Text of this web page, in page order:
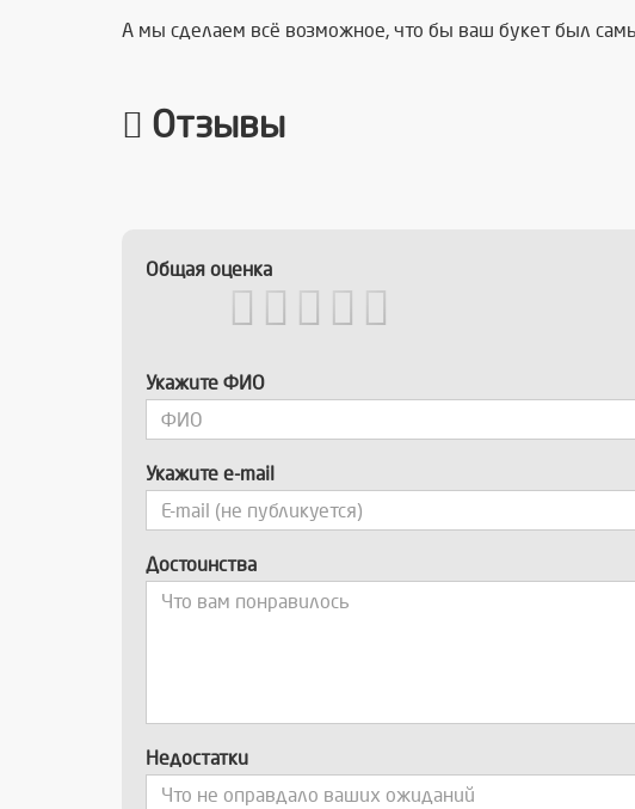
А мы сделаем всё возможное, что бы ваш букет был
Отзывы
Общая оценка
Укажите ФИО
Укажите e-mail
Достоинства
Недостатки